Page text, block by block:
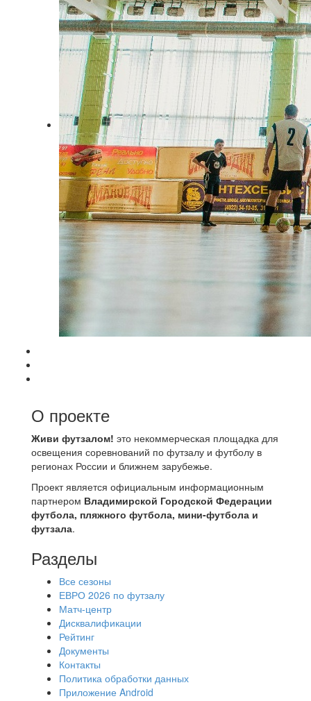
О проекте
Живи футзалом! это некоммерческая площадка для
освещения соревнований по футзалу и футболу в
регионах России и ближнем зарубежье.
Проект является официальным информационным
партнером Владимирской Городской Федерации
футбола, пляжного футбола, мини-футбола и
футзала.
Разделы
Все сезоны
ЕВРО 2026 по футзалу
Матч-центр
Дисквалификации
Рейтинг
Документы
Контакты
Политика обработки данных
Приложение Android